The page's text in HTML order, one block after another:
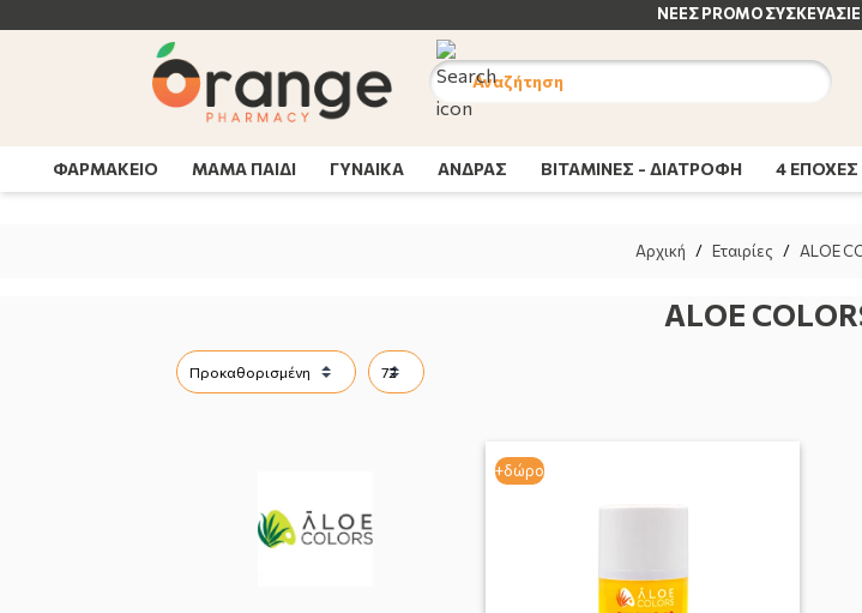
ΝΕΕΣ PROMO
Αναζήτηση
ΦΑΡΜΑΚΕΙΟ ΜΑΜΑ ΠΑΙΔΙ ΓΥΝΑΙΚΑ ΑΝΔΡΑΣ ΒΙΤΑΜΙΝΕΣ - ΔΙΑΤΡΟΦΗ 4 ΕΠΟΧΕΣ
Αρχική / Εταιρίες / ALOE
ALOE
+δώρο